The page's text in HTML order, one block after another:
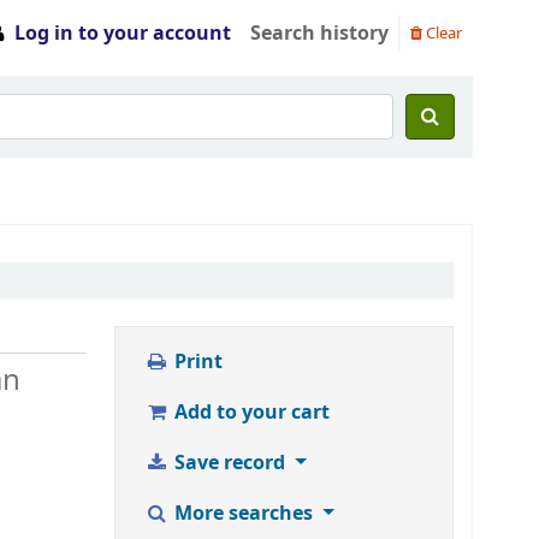
Log in to your account Search history Clear
Print
Add to your cart
Save record
More searches